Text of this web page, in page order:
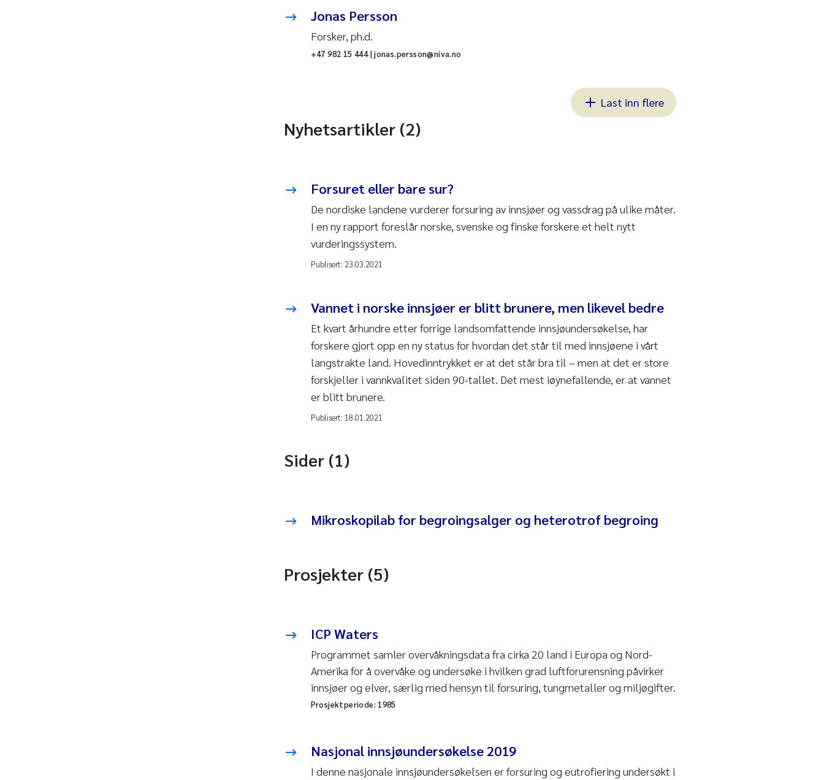
Jonas Persson
Forsker, ph.d.
+47 982 15 444 | jonas.persson@niva.no
Last inn flere
Nyhetsartikler (2)
Forsuret eller bare sur?
De nordiske landene vurderer forsuring av innsjøer og vassdrag på ulike måter.
I en ny rapport foreslår norske, svenske og finske forskere et helt nytt
vurderingssystem.
Publisert: 23.03.2021
Vannet i norske innsjøer er blitt brunere, men likevel bedre
Et kvart århundre etter forrige landsomfattende innsjøundersøkelse, har
forskere gjort opp en ny status for hvordan det står til med innsjøene i vårt
langstrakte land. Hovedinntrykket er at det står bra til – men at det er store
forskjeller i vannkvalitet siden 90-tallet. Det mest iøynefallende, er at vannet
er blitt brunere.
Publisert: 18.01.2021
Sider (1)
Mikroskopilab for begroingsalger og heterotrof begroing
Prosjekter (5)
ICP Waters
Programmet samler overvåkningsdata fra cirka 20 land i Europa og Nord-
Amerika for å overvåke og undersøke i hvilken grad luftforurensning påvirker
innsjøer og elver, særlig med hensyn til forsuring, tungmetaller og miljøgifter.
Prosjektperiode: 1985
Nasjonal innsjøundersøkelse 2019
I denne nasjonale innsjøundersøkelsen er forsuring og eutrofiering undersøkt i